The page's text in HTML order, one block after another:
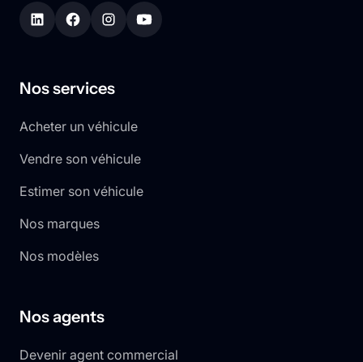
Nos services
Acheter un véhicule
Vendre son véhicule
Estimer son véhicule
Nos marques
Nos modèles
Nos agents
Devenir agent commercial